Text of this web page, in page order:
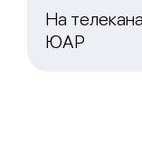
На
ЮАР